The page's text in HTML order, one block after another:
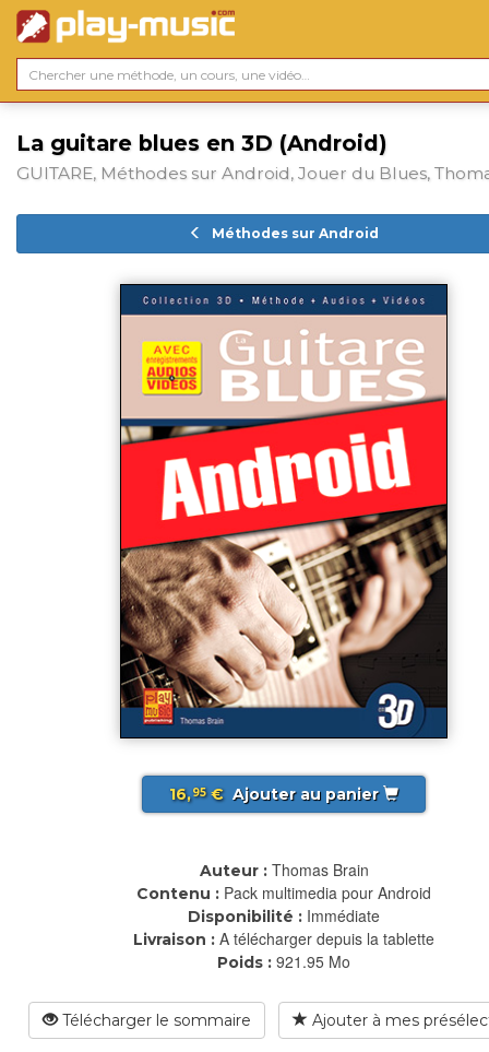
La guitare blues en 3D (Android)
GUITARE, Méthodes sur Android, Jouer du Blues,
Méthodes sur Android
16,95€ Ajouter au panier
Auteur : Thomas Brain
Contenu : Pack multimedia pour Android
Disponibilité : Immédiate
Livraison : A télécharger depuis la tablette
Poids : 921.95 Mo
Télécharger le sommaire Ajouter à mes